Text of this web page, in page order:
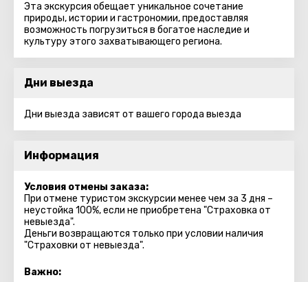
Эта экскурсия обещает уникальное сочетание
природы, истории и гастрономии, предоставляя
возможность погрузиться в богатое наследие и
культуру этого захватывающего региона.
Дни выезда
Дни выезда зависят от вашего города выезда
Информация
Условия отмены заказа:
При отмене туристом экскурсии менее чем за 3 дня –
неустойка 100%, если не приобретена "Страховка от
невыезда".
Деньги возвращаются только при условии наличия
"Страховки от невыезда".
Важно: